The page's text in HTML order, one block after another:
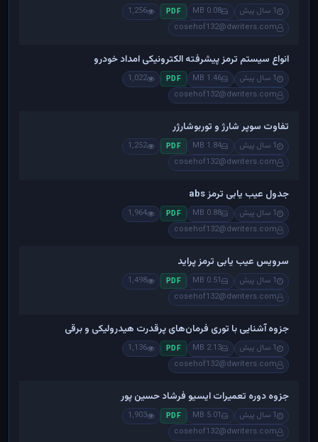
1 سال پیش 0.08 MB
PDF
1,256
cosehof132@dwriters.com
انواع سیستم ترمز پیشرفته الکترونیکی امداد خودرو
1 سال پیش 1.46 MB
PDF
1,022
cosehof132@dwriters.com
تفاوت سوپر شارژ و توربوشارژر
1 سال پیش 1.84 MB
PDF
1,252
cosehof132@dwriters.com
جدول عیب یابی ترمز abs
1 سال پیش 0.88 MB
PDF
1,964
cosehof132@dwriters.com
سرویس عیب یابی ترمز پراید
1 سال پیش 0.51 MB
PDF
1,498
cosehof132@dwriters.com
جزوه آشنایی با توری فرمان‌های پرقدرت هیدرولیکی و برقی
1 سال پیش 2.13 MB
PDF
1,136
cosehof132@dwriters.com
جزوه دوره تعمیرات ایسیو فرشاد حسین پور
1 سال پیش 5.01 MB
PDF
1,903
cosehof132@dwriters.com